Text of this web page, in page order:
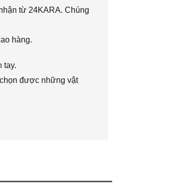
từ 24KARA. Chúng
hàng.
tay.
được những vật